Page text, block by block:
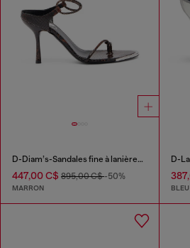
D-Diam’s-Sandales fine à lanières en cuir effet croco
447,00 C$ 895,00 C$-50%
MARRON BLEU